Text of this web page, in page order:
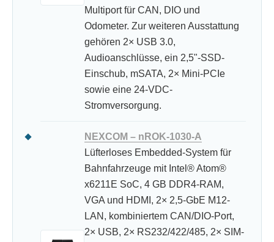
Multiport für CAN, DIO und
Odometer. Zur weiteren Ausstattung
gehören 2× USB 3.0,
Audioanschlüsse, ein 2,5"-SSD-
Einschub, mSATA, 2× Mini-PCIe
sowie eine 24-VDC-
Stromversorgung.
NEXCOM – nROK-1030-A
Lüfterloses Embedded-System für
Bahnfahrzeuge mit Intel® Atom®
x6211E SoC, 4 GB DDR4-RAM,
VGA und HDMI, 2× 2,5-GbE M12-
LAN, kombiniertem CAN/DIO-Port,
2× USB, 2× RS232/422/485, 2× SIM-